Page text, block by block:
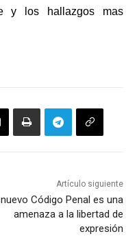
y los hallazgos mas
Artículo siguiente
Código Penal es una
amenaza a la libertad de
expresión